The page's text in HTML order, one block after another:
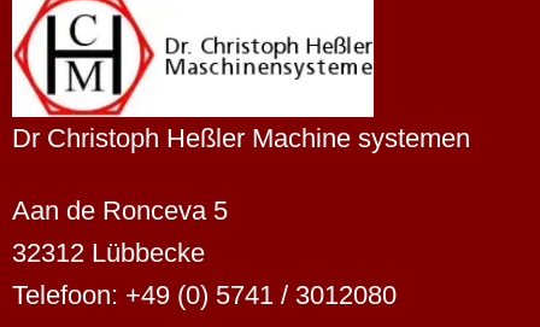
Dr Christoph Heßler Machine systemen
Aan de Ronceva 5
32312 Lübbecke
Telefoon: +49 (0) 5741 / 3012080